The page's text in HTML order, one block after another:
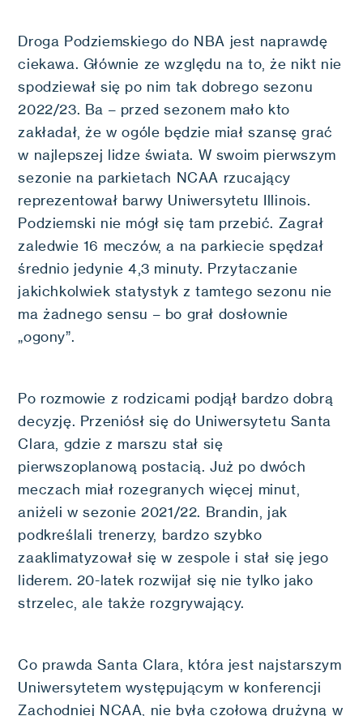
Droga Podziemskiego do NBA jest naprawdę
ciekawa. Głównie ze względu na to, że nikt nie
spodziewał się po nim tak dobrego sezonu
2022/23. Ba – przed sezonem mało kto
zakładał, że w ogóle będzie miał szansę grać
w najlepszej lidze świata. W swoim pierwszym
sezonie na parkietach NCAA rzucający
reprezentował barwy Uniwersytetu Illinois.
Podziemski nie mógł się tam przebić. Zagrał
zaledwie 16 meczów, a na parkiecie spędzał
średnio jedynie 4,3 minuty. Przytaczanie
jakichkolwiek statystyk z tamtego sezonu nie
ma żadnego sensu – bo grał dosłownie
„ogony”.
Po rozmowie z rodzicami podjął bardzo dobrą
decyzję. Przeniósł się do Uniwersytetu Santa
Clara, gdzie z marszu stał się
pierwszoplanową postacią. Już po dwóch
meczach miał rozegranych więcej minut,
aniżeli w sezonie 2021/22. Brandin, jak
podkreślali trenerzy, bardzo szybko
zaaklimatyzował się w zespole i stał się jego
liderem. 20-latek rozwijał się nie tylko jako
strzelec, ale także rozgrywający.
Co prawda Santa Clara, która jest najstarszym
Uniwersytetem występującym w konferencji
Zachodniej NCAA, nie była czołową drużyną w